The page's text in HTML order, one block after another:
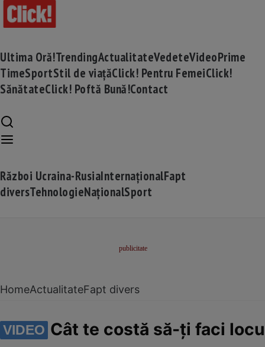
Ultima Oră!TrendingActualitateVedeteVideoPrime
TimeSportStil de viațăClick! Pentru FemeiClick!
SănătateClick! Poftă Bună!Contact
Război Ucraina-RusiaInternaționalFapt
diversTehnologieNaționalSport
HomeActualitateFapt divers
VIDEO Cât te costă să-ți faci